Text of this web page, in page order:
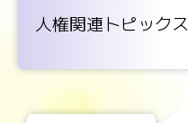
人権関連トピックス